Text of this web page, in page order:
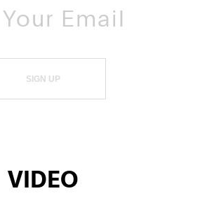
SIGN UP
VIDEO